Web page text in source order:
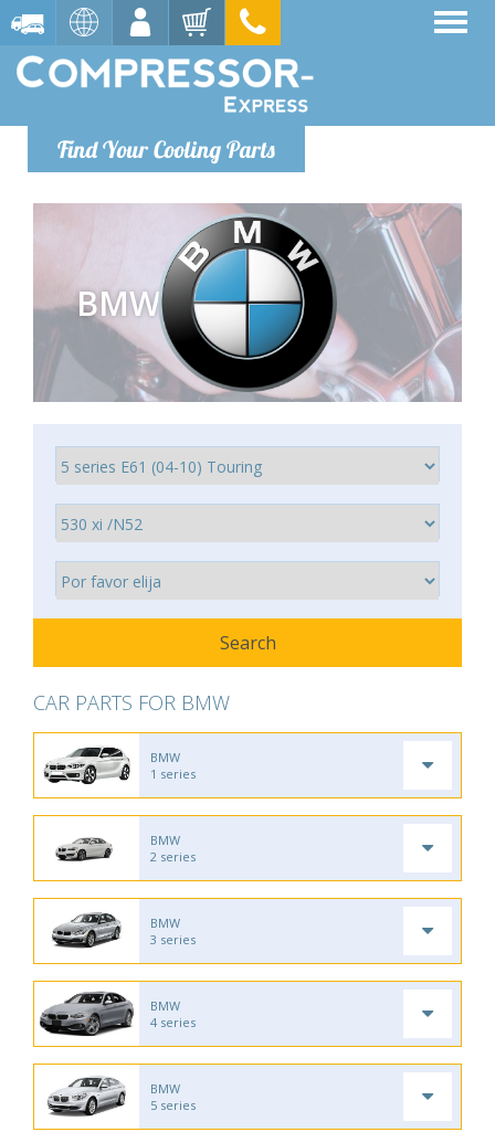
Find Your Cooling Parts
BMW
CAR PARTS FOR BMW
BMW
1 series
BMW
2 series
BMW
3 series
BMW
4 series
BMW
5 series